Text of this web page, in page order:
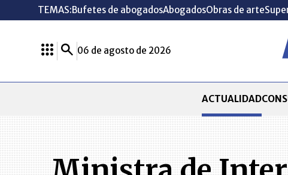
TEMAS:Bufetes de abogadosAbogadosObras de arte
06 de agosto de 2026
ACTUALIDAD